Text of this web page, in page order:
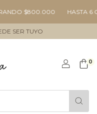
$800.000 HASTA 6
SER TUYO
0